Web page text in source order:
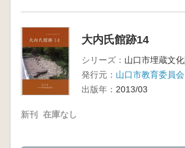
大内氏館跡14
シリーズ：
発行元： 山口市教育委員会
出版年： 2013/03
新刊 在庫なし